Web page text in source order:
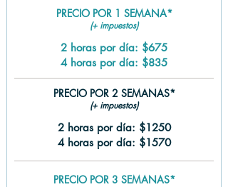
PRECIO POR 1 SEMANA*
(+ impuestos)
2 horas por día: $675
4 horas por día: $835
PRECIO POR 2 SEMANAS*
(+ impuestos)
2 horas por día: $1250
4 horas por día: $1570
PRECIO POR 3 SEMANAS*